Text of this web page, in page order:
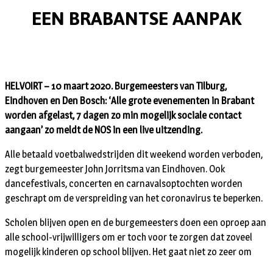
EEN BRABANTSE AANPAK
HELVOIRT – 10 maart 2020. Burgemeesters van Tilburg,
Eindhoven en Den Bosch: ‘Alle grote evenementen in Brabant
worden afgelast, 7 dagen zo min mogelijk sociale contact
aangaan’ zo meldt de NOS in een live uitzending.
Alle betaald voetbalwedstrijden dit weekend worden verboden,
zegt burgemeester John Jorritsma van Eindhoven. Ook
dancefestivals, concerten en carnavalsoptochten worden
geschrapt om de verspreiding van het coronavirus te beperken.
Scholen blijven open en de burgemeesters doen een oproep aan
alle school-vrijwilligers om er toch voor te zorgen dat zoveel
mogelijk kinderen op school blijven. Het gaat niet zo zeer om